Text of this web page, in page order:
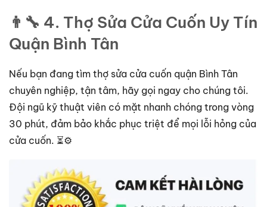
👨‍🔧 4. Thợ Sửa Cửa Cuốn Uy Tín
Quận Bình Tân
Nếu bạn đang tìm thợ sửa cửa cuốn quận Bình Tân
chuyên nghiệp, tận tâm, hãy gọi ngay cho chúng tôi.
Đội ngũ kỹ thuật viên có mặt nhanh chóng trong vòng
30 phút, đảm bảo khắc phục triệt để mọi lỗi hỏng của
cửa cuốn. ⏳⚙️